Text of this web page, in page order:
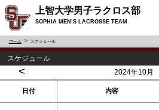
上智大学男子ラクロス部
SOPHIA MEN’S LACROSSE TEAM
ホーム スケジュール
スケジュール
< 2024年10月
日付 内容